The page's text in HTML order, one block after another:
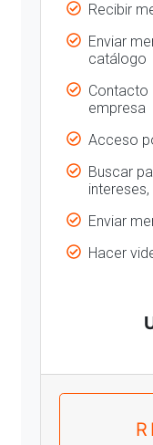
Recibir
Enviar
catálogo
Contacto
empresa
Acceso
Buscar
Enviar
Hacer